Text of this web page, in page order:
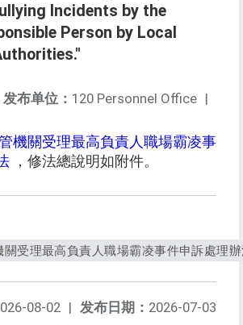
Incidents by the
Person by Local
发布单位： 120 Personnel Office |
機關受理最高負責人職場霸凌事
，修法總說明如附件。
關受理最高負責人職場霸凌事件申訴處理
发布日期： 2026-07-03
08-02 |